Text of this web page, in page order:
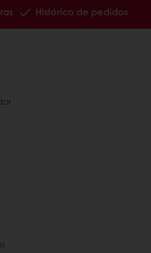
Histórico de pedidos